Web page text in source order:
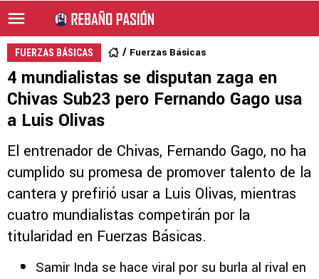
FUERZAS BÁSICAS Fuerzas Básicas
4 mundialistas se disputan zaga en
Chivas Sub23 pero Fernando Gago usa
a Luis Olivas
El entrenador de Chivas, Fernando Gago, no ha
cumplido su promesa de promover talento de la
cantera y prefirió usar a Luis Olivas, mientras
cuatro mundialistas competirán por la
titularidad en Fuerzas Básicas.
Samir Inda se hace viral por su burla al rival en